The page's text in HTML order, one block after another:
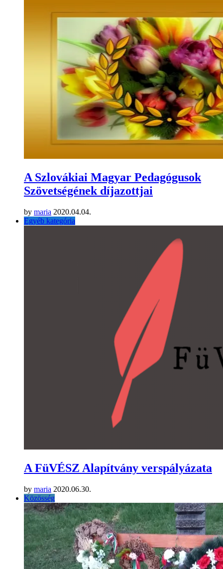
A Szlovákiai Magyar Pedagógusok
Szövetségének díjazottjai
by maria 2020.04.04.
Egyéb kategória
A FüVÉSZ Alapítvány verspályázata
by maria 2020.06.30.
Közösség